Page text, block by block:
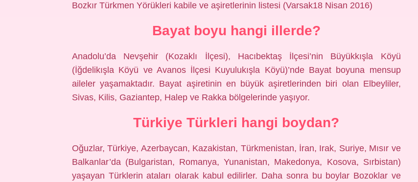
Bozkır Türkmen Yörükleri kabile ve aşiretlerinin listesi (Varsak18 Nisan 2016)
Bayat boyu hangi illerde?
Anadolu’da Nevşehir (Kozaklı İlçesi), Hacıbektaş İlçesi’nin Büyükkışla Köyü
(İğdelikışla Köyü ve Avanos İlçesi Kuyulukışla Köyü)’nde Bayat boyuna mensup
aileler yaşamaktadır. Bayat aşiretinin en büyük aşiretlerinden biri olan Elbeyliler,
Sivas, Kilis, Gaziantep, Halep ve Rakka bölgelerinde yaşıyor.
Türkiye Türkleri hangi boydan?
Oğuzlar, Türkiye, Azerbaycan, Kazakistan, Türkmenistan, İran, Irak, Suriye, Mısır ve
Balkanlar’da (Bulgaristan, Romanya, Yunanistan, Makedonya, Kosova, Sırbistan)
yaşayan Türklerin ataları olarak kabul edilirler. Daha sonra bu boylar Bozoklar ve